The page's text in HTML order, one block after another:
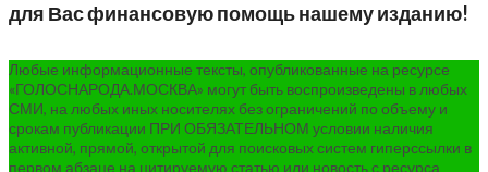
для Вас финансовую помощь нашему изданию!
Любые информационные тексты, опубликованные на ресурсе
«ГОЛОСНАРОДА.МОСКВА» могут быть воспроизведены в любых
СМИ, на любых иных носителях без ограничений по объему и
срокам публикации ПРИ ОБЯЗАТЕЛЬНОМ условии наличия
активной, прямой, открытой для поисковых систем гиперссылки в
первом абзаце на цитируемую статью или новость с ресурса